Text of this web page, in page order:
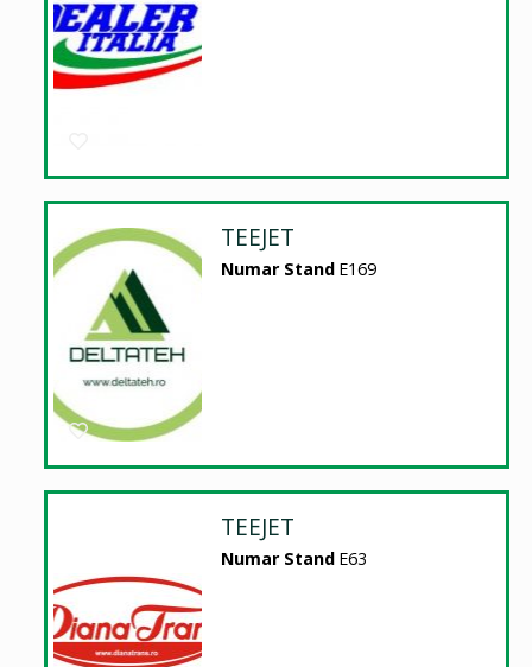
TEEJET
Numar Stand E169
TEEJET
Numar Stand E63